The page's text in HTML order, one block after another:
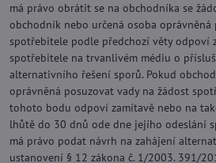
má právo obrátit se na obchodníka se
obchodník nebo určená osoba oprávněná
spotřebitele podle předchozí věty odpoví
spotřebitele na trvanlivém médiu o
alternativního řešení sporů. Pokud
oprávněná posuzovat vady na žádost
tohoto bodu odpoví zamítavě nebo na
lhůtě do 30 dnů ode dne jejího odeslání
má právo podat návrh na zahájení
ustanovení § 12 zákona č. 1/2003. 391/